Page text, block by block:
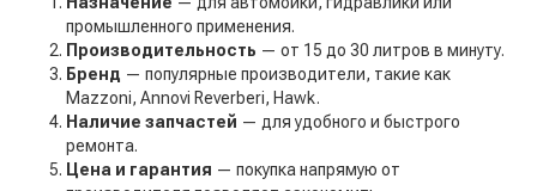
промышленного применения.
Производительность — от 15 до 30 литров в минуту.
Бренд — популярные производители, такие как
Mazzoni, Annovi Reverberi, Hawk.
Наличие запчастей — для удобного и быстрого
ремонта.
Цена и гарантия — покупка напрямую от